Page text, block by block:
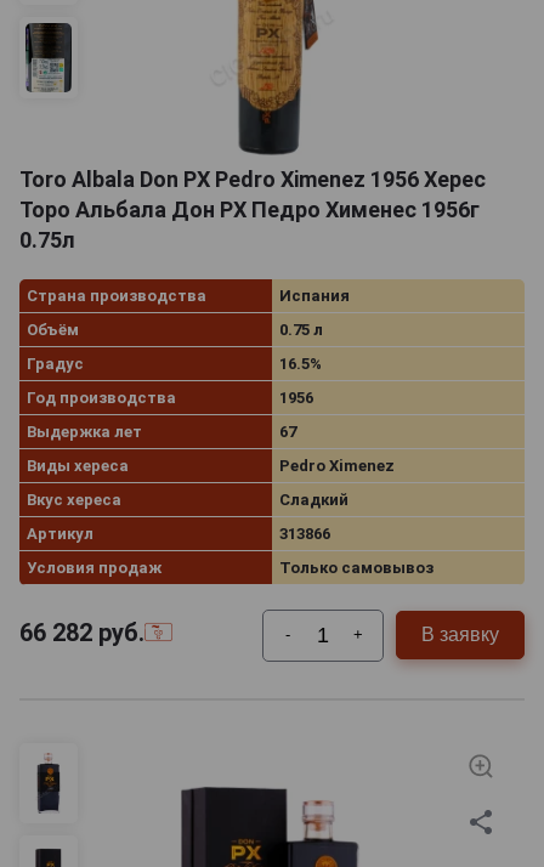
Toro Albala Don PX Pedro Ximenez 1956 Херес
Торо Альбала Дон РХ Педро Хименес 1956г
0.75л
Страна производства
Испания
Объём
0.75 л
Градус
16.5%
Год производства
1956
Выдержка лет
67
Виды хереса
Pedro Ximenez
Вкус хереса
Сладкий
Артикул
313866
Условия продаж
Только самовывоз
66 282 руб. - + В заявку